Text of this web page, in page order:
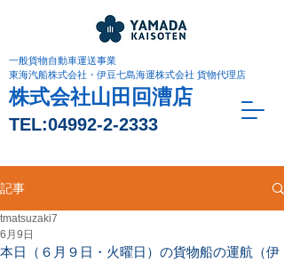
株式会社山田回漕店
TEL:04992-2-2333
一般貨物自動車運送事業
東海汽船株式会社・伊豆七島海運株式会社 貨物代理店
記事
本日（６月９日・火曜日）の貨物船の運航（伊
tmatsuzaki7
6月9日